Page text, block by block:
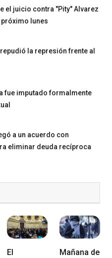
el juicio contra "Pity" Alvarez
lunes
la represión frente al
fue imputado formalmente
a un acuerdo con
eliminar deuda recíproca
El
Mañana de